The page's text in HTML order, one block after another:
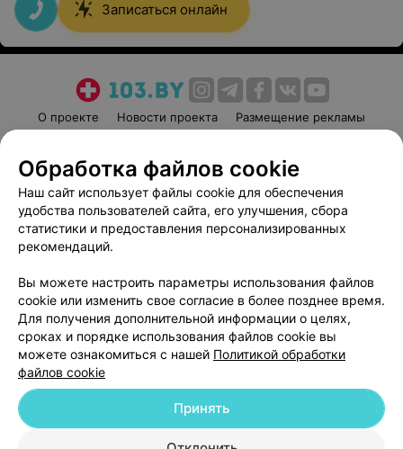
Записаться онлайн
О проекте Новости проекта
Размещение рекламы
Пользовательское соглашение
Способы оплаты
Вакансии
Партнеры
Написать руководителю 103.by
Обработка персональных данных
© 2026 ООО «Артокс Лаб», УНП 191700409
| 220012, Республика Беларусь,
Обработка файлов cookie
Наш сайт использует файлы cookie для обеспечения
удобства пользователей сайта, его улучшения, сбора
статистики и предоставления персонализированных
рекомендаций.
Вы можете настроить параметры использования файлов
cookie или изменить свое согласие в более позднее время.
Для получения дополнительной информации о целях,
сроках и порядке использования файлов cookie вы
можете ознакомиться с нашей Политикой обработки
файлов cookie
Принять